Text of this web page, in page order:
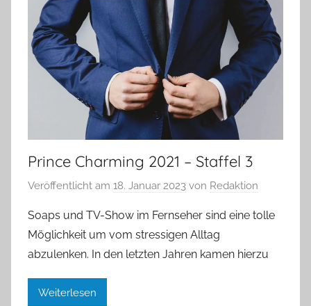
Prince Charming 2021 – Staffel 3
Veröffentlicht am 18. Januar 2023 von Redaktion
Soaps und TV-Show im Fernseher sind eine tolle
Möglichkeit um vom stressigen Alltag
abzulenken. In den letzten Jahren kamen hierzu
Weiterlesen